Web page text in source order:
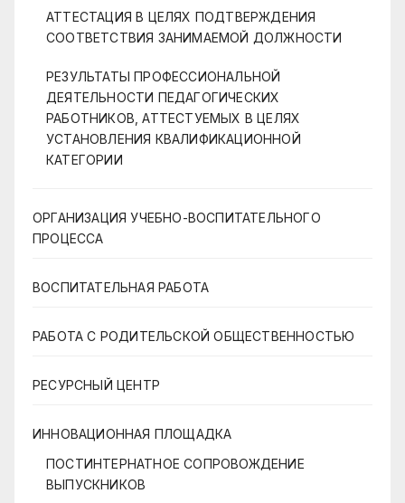
АТТЕСТАЦИЯ В ЦЕЛЯХ ПОДТВЕРЖДЕНИЯ
СООТВЕТСТВИЯ ЗАНИМАЕМОЙ ДОЛЖНОСТИ
РЕЗУЛЬТАТЫ ПРОФЕССИОНАЛЬНОЙ
ДЕЯТЕЛЬНОСТИ ПЕДАГОГИЧЕСКИХ
РАБОТНИКОВ, АТТЕСТУЕМЫХ В ЦЕЛЯХ
УСТАНОВЛЕНИЯ КВАЛИФИКАЦИОННОЙ
КАТЕГОРИИ
ОРГАНИЗАЦИЯ УЧЕБНО-ВОСПИТАТЕЛЬНОГО
ПРОЦЕССА
ВОСПИТАТЕЛЬНАЯ РАБОТА
РАБОТА С РОДИТЕЛЬСКОЙ ОБЩЕСТВЕННОСТЬЮ
РЕСУРСНЫЙ ЦЕНТР
ИННОВАЦИОННАЯ ПЛОЩАДКА
ПОСТИНТЕРНАТНОЕ СОПРОВОЖДЕНИЕ
ВЫПУСКНИКОВ